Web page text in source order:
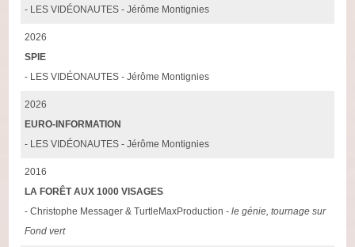
- LES VIDÉONAUTES - Jérôme Montignies
2026
SPIE
- LES VIDÉONAUTES - Jérôme Montignies
2026
EURO-INFORMATION
- LES VIDÉONAUTES - Jérôme Montignies
2016
LA FORÊT AUX 1000 VISAGES
- Christophe Messager & TurtleMaxProduction -le génie, tournage sur
Fond vert